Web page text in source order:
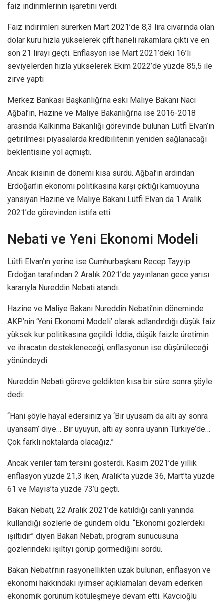
faiz indirimlerinin işaretini verdi.
Faiz indirimleri sürerken Mart 2021’de 8,3 lira civarında olan
dolar kuru hızla yükselerek çift haneli rakamlara çıktı ve en
son 21 lirayı geçti. Enflasyon ise Mart 2021’deki 16’li
seviyelerden hızla yükselerek Ekim 2022’de yüzde 85,5 ile
zirve yaptı
Merkez Bankası Başkanlığı’na eski Maliye Bakanı Naci
Ağbal’ın, Hazine ve Maliye Bakanlığı’na ise 2016-2018
arasında Kalkınma Bakanlığı görevinde bulunan Lütfi Elvan’ın
getirilmesi piyasalarda kredibilitenin yeniden sağlanacağı
beklentisine yol açmıştı.
Ancak ikisinin de dönemi kısa sürdü. Ağbal’ın ardından
Erdoğan’ın ekonomi politikasına karşı çıktığı kamuoyuna
yansıyan Hazine ve Maliye Bakanı Lütfi Elvan da 1 Aralık
2021’de görevinden istifa etti.
Nebati ve Yeni Ekonomi Modeli
Lütfi Elvan’ın yerine ise Cumhurbaşkanı Recep Tayyip
Erdoğan tarafından 2 Aralık 2021’de yayınlanan gece yarısı
kararıyla Nureddin Nebati atandı.
Hazine ve Maliye Bakanı Nureddin Nebati’nin döneminde
AKP’nin ‘Yeni Ekonomi Modeli’ olarak adlandırdığı düşük faiz
yüksek kur politikasına geçildi. İddia, düşük faizle üretimin
ve ihracatın destekleneceği, enflasyonun ise düşürüleceği
yönündeydi.
Nureddin Nebati göreve geldikten kısa bir süre sonra şöyle
dedi:
“Hani şöyle hayal edersiniz ya ‘Bir uyusam da altı ay sonra
uyansam’ diye… Bir uyuyun, altı ay sonra uyanın Türkiye’de…
Çok farklı noktalarda olacağız.”
Ancak veriler tam tersini gösterdi. Kasım 2021’de yıllık
enflasyon yüzde 21,3 iken, Aralık’ta yüzde 36, Mart’ta yüzde
61 ve Mayıs’ta yüzde 73’ü geçti.
Bakan Nebati, 22 Aralık 2021’de katıldığı canlı yanında
kullandığı sözlerle de gündem oldu. “Ekonomi gözlerdeki
ışıltıdır” diyen Bakan Nebati, program sunucusuna
gözlerindeki ışıltıyı görüp görmediğini sordu.
Bakan Nebati’nin rasyonellikten uzak bulunan, enflasyon ve
ekonomi hakkındaki iyimser açıklamaları devam ederken
ekonomik görünüm kötüleşmeye devam etti. Kavcıoğlu